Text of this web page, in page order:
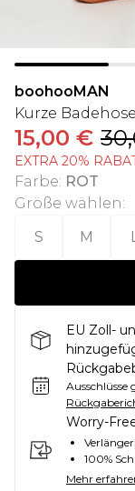
boohooMAN
Kurze
15,00 €
EXTRA 20%
Farbe: ROT
Größe wählen:
S
M
EU Zoll-
Ausschlüsse
Worry-
100%
Mehr